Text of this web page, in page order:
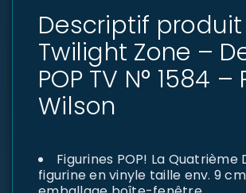
Descriptif produit
Twilight Zone –
POP TV N° 1584
Wilson
Figurines POP! La Quatrième
figurine en vinyle taille env. 9